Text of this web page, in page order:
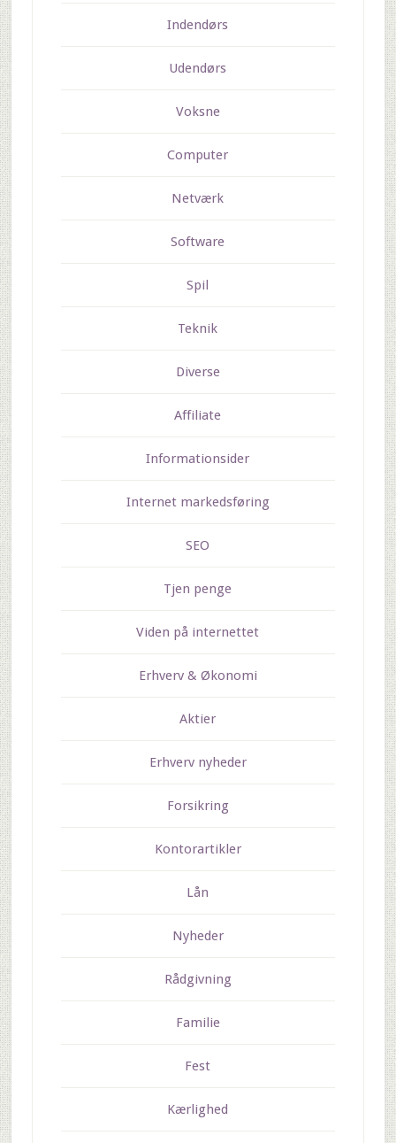
Indendørs
Udendørs
Voksne
Computer
Netværk
Software
Spil
Teknik
Diverse
Affiliate
Informationsider
Internet markedsføring
SEO
Tjen penge
Viden på internettet
Erhverv & Økonomi
Aktier
Erhverv nyheder
Forsikring
Kontorartikler
Lån
Nyheder
Rådgivning
Familie
Fest
Kærlighed